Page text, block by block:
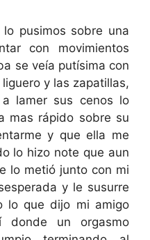
pusimos sobre una
con movimientos
se veía putísima con
y las zapatillas,
lamer sus cenos lo
mas rápido sobre su
y que ella me
lo hizo note que aun
lo metió junto con mi
y le susurre
lo que dijo mi amigo
un orgasmo